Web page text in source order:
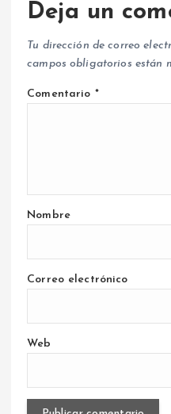
Deja un
Tu dirección de correo
campos obligatorios están
Comentario *
Nombre
Correo electrónico
Web